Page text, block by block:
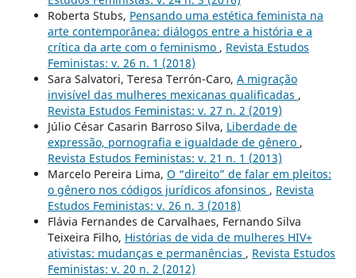
Roberta Stubs, Pensando uma estética feminista na
arte contemporânea: diálogos entre a história e a
crítica da arte com o feminismo , Revista Estudos
Feministas: v. 26 n. 1 (2018)
Sara Salvatori, Teresa Terrón-Caro, A migração
invisível das mulheres mexicanas qualificadas ,
Revista Estudos Feministas: v. 27 n. 2 (2019)
Júlio César Casarin Barroso Silva, Liberdade de
expressão, pornografia e igualdade de gênero ,
Revista Estudos Feministas: v. 21 n. 1 (2013)
Marcelo Pereira Lima, O “direito” de falar em pleitos:
o gênero nos códigos jurídicos afonsinos , Revista
Estudos Feministas: v. 26 n. 3 (2018)
Flávia Fernandes de Carvalhaes, Fernando Silva
Teixeira Filho, Histórias de vida de mulheres HIV+
ativistas: mudanças e permanências , Revista Estudos
Feministas: v. 20 n. 2 (2012)